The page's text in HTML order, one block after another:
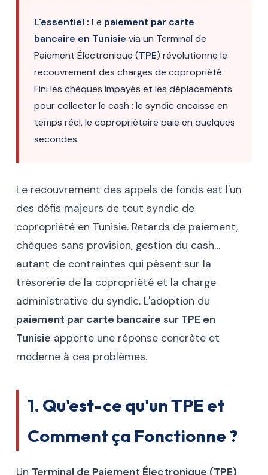
L'essentiel : Le paiement par carte
bancaire en Tunisie via un Terminal de
Paiement Électronique (TPE) révolutionne le
recouvrement des charges de copropriété.
Fini les chèques impayés et les déplacements
pour collecter le cash : le syndic encaisse en
temps réel, le copropriétaire paie en quelques
secondes.
Le recouvrement des appels de fonds est l'un
des défis majeurs de tout syndic de
copropriété en Tunisie. Retards de paiement,
chèques sans provision, gestion du cash…
autant de contraintes qui pèsent sur la
trésorerie de la copropriété et la charge
administrative du syndic. L'adoption du
paiement par carte bancaire sur TPE en
Tunisie apporte une réponse concrète et
moderne à ces problèmes.
1. Qu'est-ce qu'un TPE et
Comment ça Fonctionne ?
Un Terminal de Paiement Électronique (TPE)